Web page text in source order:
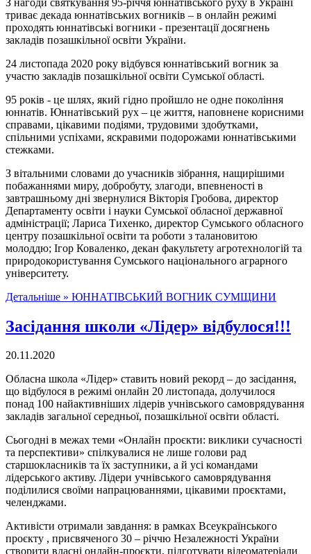
триває декада юннатівських вогників – в онлайн режимі
проходять юннатівські вогники - презентації досягнень
закладів позашкільної освіти України.
24 листопада 2020 року відбувся юннатівський вогник за
участю закладів позашкільної освіти Сумської області.
95 років - це шлях, який гідно пройшло не одне покоління
юннатів. Юннатівський рух – це життя, наповнене корисними
справами, цікавими подіями, трудовими здобутками,
спільними успіхами, яскравими подорожами юннатівськими
стежками.
З вітальними словами до учасників зібрання, нащирішими
побажаннями миру, добробуту, злагоди, впевненості в
завтрашньому дні звернулися Вікторія Гробова, директор
Департаменту освіти і науки Сумської обласної державної
адміністрації; Лариса Тихенко, директор Сумського обласного
центру позашкільної освіти та роботи з талановитою
молоддю; Ігор Коваленко, декан факультету агротехнологій та
природокористування Сумського національного аграрного
університету.
Детальніше » ЮННАТІВСЬКИЙ ВОГНИК СУМЩИНИ
Засідання школи «Лідер» відбулося!!!
20.11.2020
Обласна школа «Лідер» ставить новий рекорд – до засідання,
що відбулося в режимі онлайн 20 листопада, долучилося
понад 100 найактивніших лідерів учнівського самоврядування
закладів загальної середньої, позашкільної освіти області.
Сьогодні в межах теми «Онлайн проєкти: виклики сучасності
та перспективи» спілкувалися не лише голови рад
старшокласників та їх заступники, а й усі командами
лідерського активу. Лідери учнівського самоврядування
поділилися своїми напрацюваннями, цікавими проєктами,
челенджами.
Активісти отримали завдання: в рамках Всеукраїнського
проєкту , присвяченого 30 – річчю Незалежності України
створити власні онлайн-проєкти, підготувати відеоматеріали